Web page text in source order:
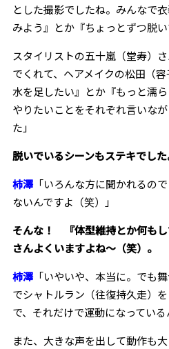
とした撮影でしたね。みんなで
みよう』とか『ちょっとずつ脱い
スタイリストの五十嵐（堂寿）
でくれて、ヘアメイクの松田（
水を足したい』とか『もっと濡
やりたいことをそれぞれ言いな
た」
――脱いでいるシーンもステキでし
柿澤「いろんな方に聞かれるの
ないんですよ（笑）」
――そんな！ 『体型維持とか何も
さんよくいますよね〜（笑）。
柿澤「いやいや、本当に。でも
でシャトルラン（往復持久走）
で、それだけで運動になっている
また、大きな声を出して動作も